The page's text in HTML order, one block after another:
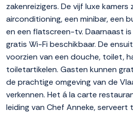
zakenreizigers. De vijf luxe
airconditioning, een minibar, een
en een flatscreen-tv. Daarnaast
gratis Wi-Fi beschikbaar. De
voorzien van een douche, toilet,
toiletartikelen. Gasten kunnen
de prachtige omgeving van de
verkennen. Het á la carte
leiding van Chef Anneke,